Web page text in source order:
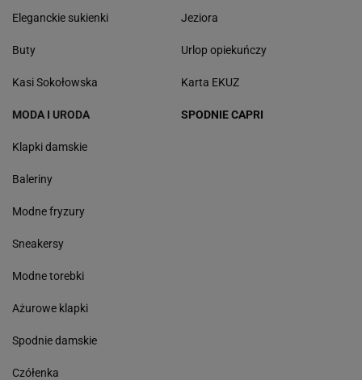
Eleganckie sukienki
Buty
Kasi Sokołowska
Jeziora
Urlop opiekuńczy
Karta EKUZ
MODA I URODA
Klapki damskie
Baleriny
Modne fryzury
Sneakersy
Modne torebki
Ażurowe klapki
Spodnie damskie
Czółenka
SPODNIE CAPRI